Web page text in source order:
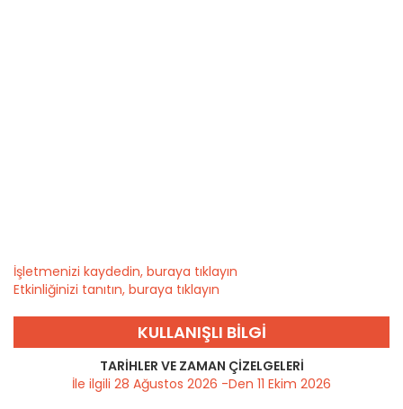
İşletmenizi kaydedin, buraya tıklayın
Etkinliğinizi tanıtın, buraya tıklayın
KULLANIŞLI BILGI
TARIHLER VE ZAMAN ÇIZELGELERI
İle ilgili 28 Ağustos 2026 -Den 11 Ekim 2026